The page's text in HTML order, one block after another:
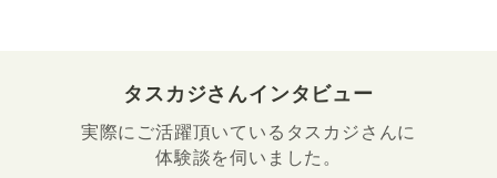
タスカジさんインタビュー
実際にご活躍頂いているタスカジさんに
体験談を伺いました。